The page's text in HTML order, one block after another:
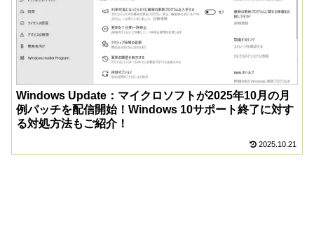
Windows Update：マイクロソフトが2025年10月の月
例パッチを配信開始！Windows 10サポート終了に対す
る対処方法もご紹介！
2025.10.21